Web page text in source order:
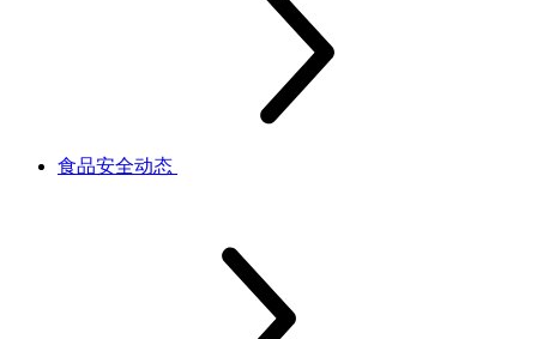
食品安全动态